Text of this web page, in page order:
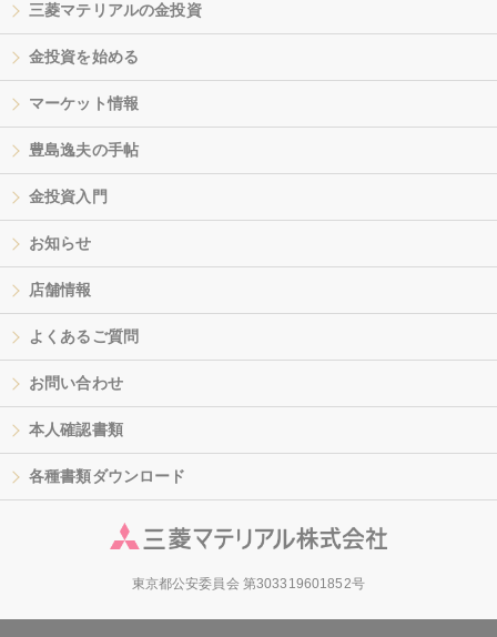
三菱マテリアルの金投資
金投資を始める
マーケット情報
豊島逸夫の手帖
金投資入門
お知らせ
店舗情報
よくあるご質問
お問い合わせ
本人確認書類
各種書類ダウンロード
東京都公安委員会 第303319601852号